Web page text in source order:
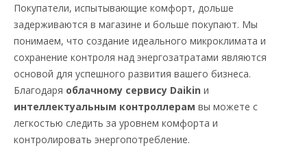
Покупатели, испытывающие комфорт, дольше
задерживаются в магазине и больше покупают. Мы
понимаем, что создание идеального микроклимата и
сохранение контроля над энергозатратами являются
основой для успешного развития вашего бизнеса.
Благодаря облачному сервису Daikin и
интеллектуальным контроллерам вы можете с
легкостью следить за уровнем комфорта и
контролировать энергопотребление.